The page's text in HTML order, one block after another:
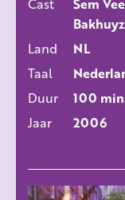
Land
NL
Taal
Duur
100
Jaar
2006